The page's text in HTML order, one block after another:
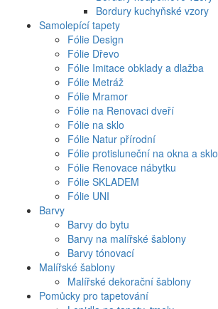
Bordury kuchyňské vzory
Samolepící tapety
Fólie Design
Fólie Dřevo
Fólie Imitace obklady a dlažba
Fólie Metráž
Fólie Mramor
Fólie na Renovaci dveří
Fólie na sklo
Fólie Natur přírodní
Fólie protisluneční na okna a sklo
Fólie Renovace nábytku
Fólie SKLADEM
Fólie UNI
Barvy
Barvy do bytu
Barvy na malířské šablony
Barvy tónovací
Malířské šablony
Malířské dekorační šablony
Pomůcky pro tapetování